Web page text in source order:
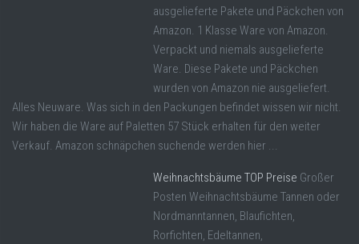
ausgelieferte Pakete und Päckchen von
Amazon. 1 Klasse Ware von Amazon.
Verpackt und niemals ausgelieferte
Ware. Diese Pakete und Päckchen
wurden von Amazon nie ausgeliefert.
Alles Neuware. Was sich in den Packungen befindet wissen wir nicht.
Wir haben die Ware auf Paletten 57 Stück erhalten für den weiter
Verkauf. Amazon schnäpchen suchende werden hier ...
Weihnachtsbäume TOP Preise Großer
Posten Weihnachtsbäume Tannen oder
Nordmanntannen, Blaufichten,
Rorfichten, Edeltannen,